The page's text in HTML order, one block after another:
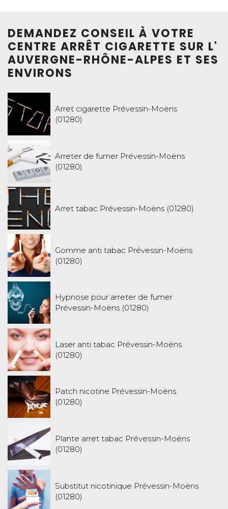
DEMANDEZ CONSEIL À VOTRE
CENTRE ARRÊT CIGARETTE SUR L'
AUVERGNE-RHÔNE-ALPES ET SES
ENVIRONS
Arret cigarette Prévessin-Moëns
(01280)
Arreter de fumer Prévessin-Moëns
(01280)
Arret tabac Prévessin-Moëns (01280)
Gomme anti tabac Prévessin-Moëns
(01280)
Hypnose pour arreter de fumer
Prévessin-Moëns (01280)
Laser anti tabac Prévessin-Moëns
(01280)
Patch nicotine Prévessin-Moëns
(01280)
Plante arret tabac Prévessin-Moëns
(01280)
Substitut nicotinique Prévessin-Moëns
(01280)